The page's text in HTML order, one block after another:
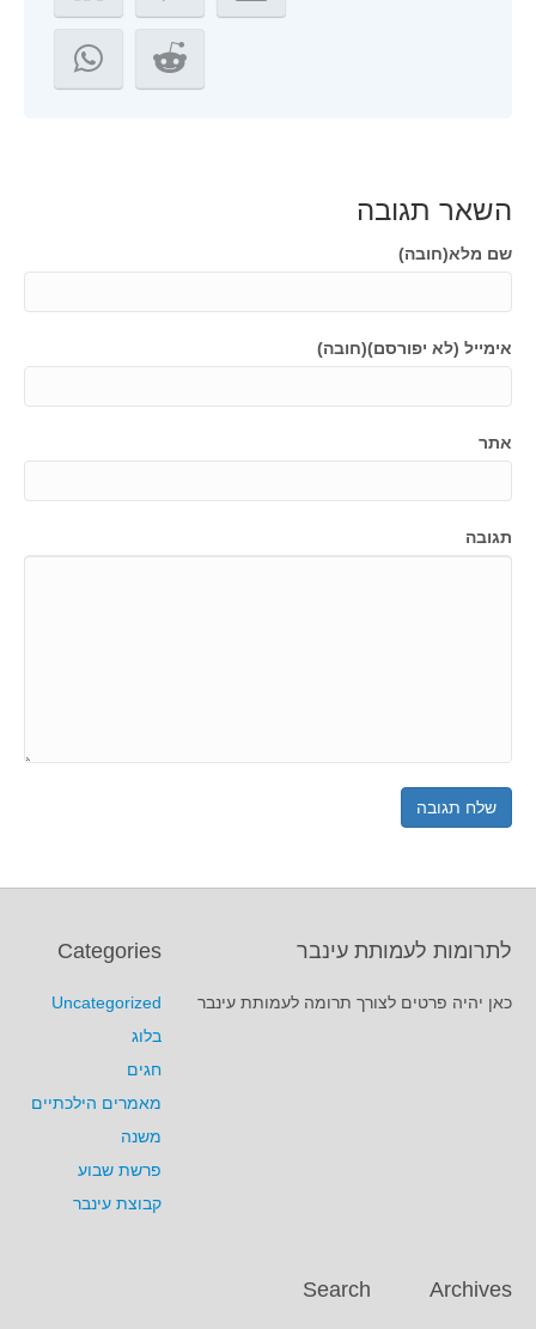
השאר תגובה
שם מלא(חובה)
אימייל (לא יפורסם)(חובה)
אתר
תגובה
לתרומות לעמותת עינבר
כאן יהיה פרטים לצורך תרומה לעמותת עינבר
Categories
Uncategorized
בלוג
חגים
מאמרים הילכתיים
משנה
פרשת שבוע
קבוצת עינבר
Archives
Search